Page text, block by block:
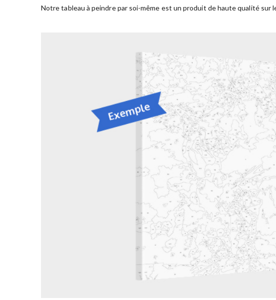
Notre tableau à peindre par soi-même est un produit de haute qualité sur